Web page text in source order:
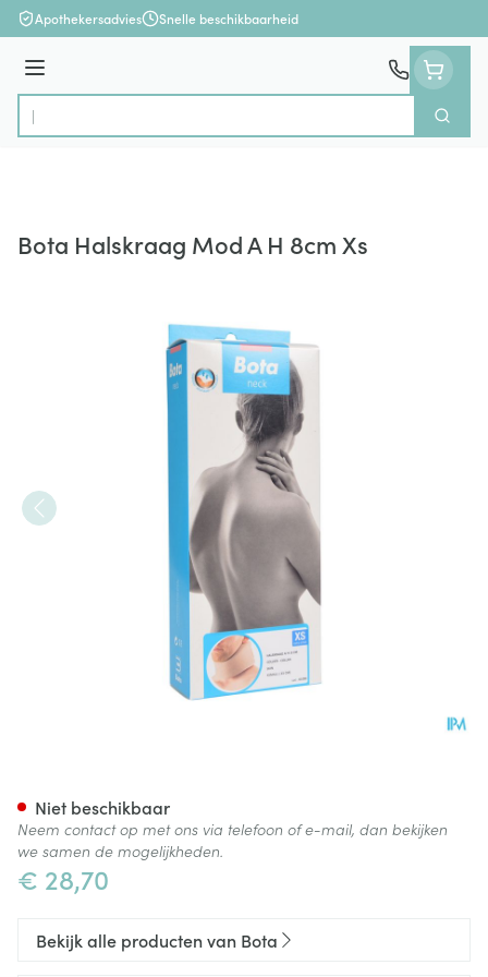
Ga naar de inhoud
Apothekersadvies Snelle beschikbaarheid
Menu
Product, merk, categorie...
Zoek
Bota Halskraag Mod A H 8cm Xs
€ 28,70
Niet beschikbaar
Neem contact op met ons via telefoon of e-mail, dan bekijken
we samen de mogelijkheden.
Bekijk alle producten van Bota